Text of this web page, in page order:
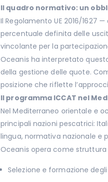
Il quadro normativo: un
Il Regolamento UE 2016/1627
percentuale definita delle
vincolante per la
Oceanis ha interpretato
della gestione delle quote.
posizione che riflette
Il programma ICCAT nel
Nel Mediterraneo orientale e
principali nazioni pescatrici:
lingua, normativa nazionale e
Oceanis opera come
Selezione e formazione